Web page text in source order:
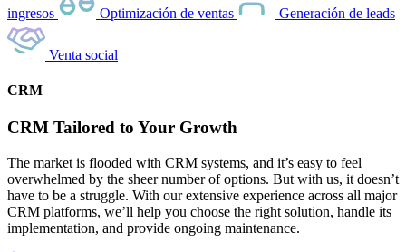
ingresos Optimización de ventas Generación de leads
Venta social
CRM
CRM Tailored to Your Growth
The market is flooded with CRM systems, and it’s easy to feel
overwhelmed by the sheer number of options. But with us, it doesn’t
have to be a struggle. With our extensive experience across all major
CRM platforms, we’ll help you choose the right solution, handle its
implementation, and provide ongoing maintenance.